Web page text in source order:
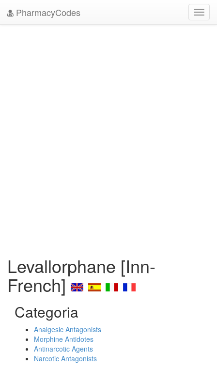
PharmacyCodes
Levallorphane [Inn-
French]
Categoria
Analgesic Antagonists
Morphine Antidotes
Antinarcotic Agents
Narcotic Antagonists